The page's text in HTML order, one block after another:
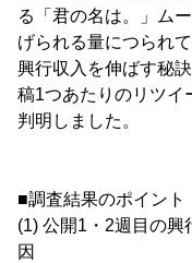
る「君の名は。」ム
げられる量につられ
興行収入を伸ばす秘
稿1つあたりのリツイ
判明しました。
■調査結果のポイント
(1) 公開1・2週目の
因